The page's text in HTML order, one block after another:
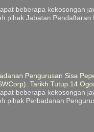
beberapa kekosongan
pihak Jabatan Pendaftaran
Pengurusan Sisa
Tarikh Tutup 14
beberapa kekosongan
pihak Perbadanan